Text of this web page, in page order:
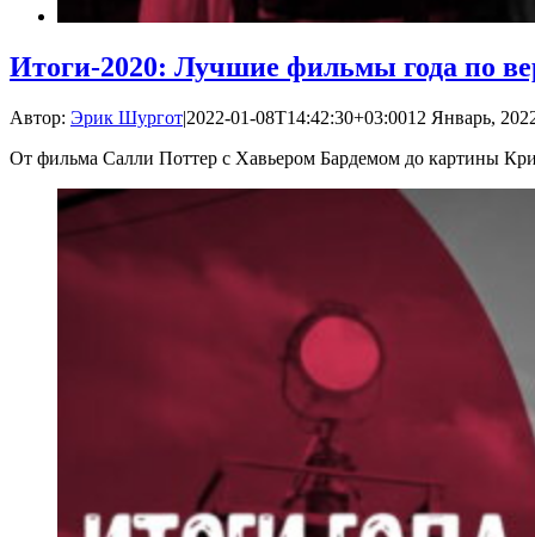
Итоги-2020: Лучшие фильмы года по
Автор: Эрик Шургот|2022-01-08T14:42:30+03:0012 Январь,
От фильма Салли Поттер с Хавьером Бардемом до картины